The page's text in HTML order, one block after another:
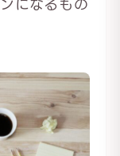
になるもの